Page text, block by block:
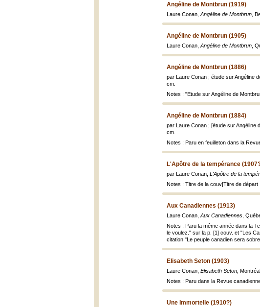
Angéline de Montbrun (1919)
Laure Conan, Angéline de Montbrun ,
Angéline de Montbrun (1905)
Laure Conan, Angéline de Montbrun ,
Angéline de Montbrun (1886)
par Laure Conan ; étude sur Angéline
cm.
Notes : "Etude sur Angéline de
Angéline de Montbrun (1884)
par Laure Conan ; [étude sur Angéline
cm.
Notes : Paru en feuilleton dans la
L'Apôtre de la tempérance
par Laure Conan, L'Apôtre de la
Notes : Titre de la couv|Titre de
Aux Canadiennes (1913)
Laure Conan, Aux Canadiennes ,
Notes : Paru la même année dans la
le voulez." sur la p. [1] couv. et "Les
citation "Le peuple canadien sera
Elisabeth Seton (1903)
Laure Conan, Elisabeth Seton ,
Notes : Paru dans la Revue
Une Immortelle (1910?)